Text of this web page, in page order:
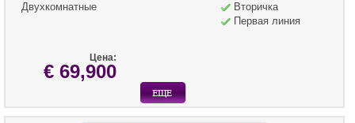
Двухкомнатные
Вторичка
Первая линия
Цена:
€ 69,900